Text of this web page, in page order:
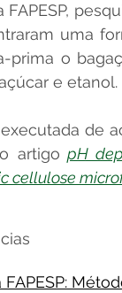
FAPESP,
uma
prima o
e etanol.
de
artigo pH
cellulose
FAPESP: